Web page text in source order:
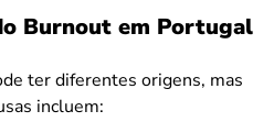
Burnout em Portugal
ter diferentes origens, mas
incluem: